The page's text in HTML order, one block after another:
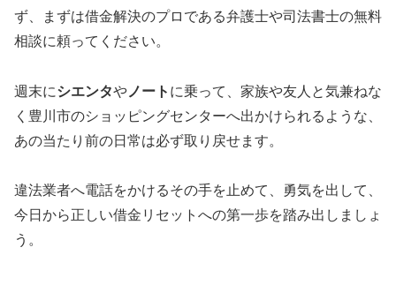
ず、まずは借金解決のプロである弁護士や司法書士の無料
相談に頼ってください。
週末にシエンタや ノート に乗って、家族や友人と気兼ねな
く豊川市のショッピングセンターへ出かけられるような、
あの当たり前の日常は必ず取り戻せます。
違法業者へ電話をかけるその手を止めて、勇気を出して、
今日から正しい借金リセットへの第一歩を踏み出しましょ
う。